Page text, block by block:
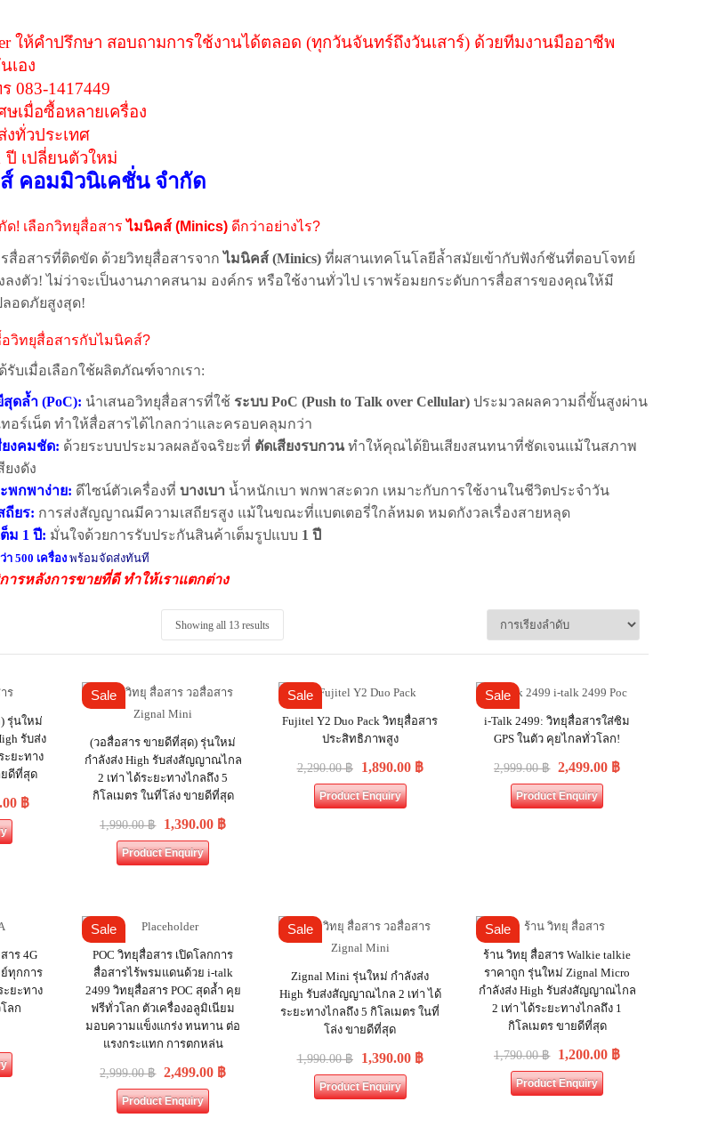
ให้คำปรึกษา สอบถามการใช้งานได้ตลอด (ทุกวันจันทร์ถึงวันเสาร์) ด้วยทีมงานมืออาชีพ
เอง
083-1417449
เมื่อซื้อหลายเครื่อง
ทั่วประเทศ
ปี เปลี่ยนตัวใหม่
คอมมิวนิเคชั่น จำกัด
ด! เลือกวิทยุสื่อสารไมนิคส์ (Minics) ดีกว่าอย่างไร?
สื่อสารที่ติดขัด ด้วยวิทยุสื่อสารจากไมนิคส์ (Minics) ที่ผสานเทคโนโลยีล้ำสมัยเข้ากับฟังก์ชันที่ตอบโจทย์
ลงตัว! ไม่ว่าจะเป็นงานภาคสนาม องค์กร หรือใช้งานทั่วไป เราพร้อมยกระดับการสื่อสารของคุณให้มี
อดภัยสูงสุด!
อวิทยุสื่อสารกับไมนิคส์?
บเมื่อเลือกใช้ผลิตภัณฑ์จากเรา:
ดล้ำ (PoC): นำเสนอวิทยุสื่อสารที่ใช้ ระบบ PoC (Push to Talk over Cellular) ประมวลผลความถี่ขั้นสูงผ่าน
อร์เน็ต ทำให้สื่อสารได้ไกลกว่าและครอบคลุมกว่า
งคมชัด: ด้วยระบบประมวลผลอัจฉริยะที่ ตัดเสียงรบกวนทำให้คุณได้ยินเสียงสนทนาที่ชัดเจนแม้ในสภาพ
งดัง
พกพาง่าย: ดีไซน์ตัวเครื่องที่ บางเบา น้ำหนักเบา พกพาสะดวก เหมาะกับการใช้งานในชีวิตประจำวัน
ยร: การส่งสัญญาณมีความเสถียรสูง แม้ในขณะที่แบตเตอรี่ใกล้หมด หมดกังวลเรื่องสายหลุด
ม 1 ปี: มั่นใจด้วยการรับประกันสินค้าเต็มรูปแบบ 1 ปี
500 เครื่องพร้อมจัดส่งทันที
ารหลังการขายที่ดี ทำให้เราแตกต่าง
Showing all 13 results
รุ่นใหม่
รับส่ง
ยะทาง
ยดีที่สุด
฿
Sale
(วอสื่อสาร ขายดีที่สุด) รุ่นใหม่
กำลังส่ง High รับส่งสัญญาณไกล
2 เท่า ได้ระยะทางไกลถึง 5
กิโลเมตร ในที่โล่ง ขายดีที่สุด
1,990.00฿ 1,390.00 ฿
Product Enquiry
Sale
Fujitel Y2 Duo Pack วิทยุสื่อสาร
ประสิทธิภาพสูง
2,290.00฿ 1,890.00 ฿
Product Enquiry
Sale
i-Talk 2499: วิทยุสื่อสารใส่ซิม
GPS ในตัว คุยไกลทั่วโลก!
2,999.00฿ 2,499.00 ฿
Product Enquiry
าร 4G
ทุกการ
ยะทาง
ลก
Sale
POC วิทยุสื่อสาร เปิดโลกการ
สื่อสารไร้พรมแดนด้วย i-talk
2499 วิทยุสื่อสาร POC สุดล้ำ คุย
ฟรีทั่วโลก ตัวเครื่องอลูมิเนียม
มอบความแข็งแกร่ง ทนทาน ต่อ
แรงกระแทก การตกหล่น
2,999.00฿ 2,499.00 ฿
Product Enquiry
Sale
Zignal Mini รุ่นใหม่ กำลังส่ง
High รับส่งสัญญาณไกล 2 เท่า ได้
ระยะทางไกลถึง 5 กิโลเมตร ในที่
โล่ง ขายดีที่สุด
1,990.00฿ 1,390.00 ฿
Product Enquiry
Sale
ร้าน วิทยุ สื่อสาร Walkie talkie
ราคาถูก รุ่นใหม่ Zignal Micro
กำลังส่ง High รับส่งสัญญาณไกล
2 เท่า ได้ระยะทางไกลถึง 1
กิโลเมตร ขายดีที่สุด
1,790.00฿ 1,200.00 ฿
Product Enquiry